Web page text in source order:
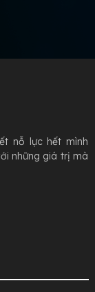
nỗ lực hết mình
những giá trị mà